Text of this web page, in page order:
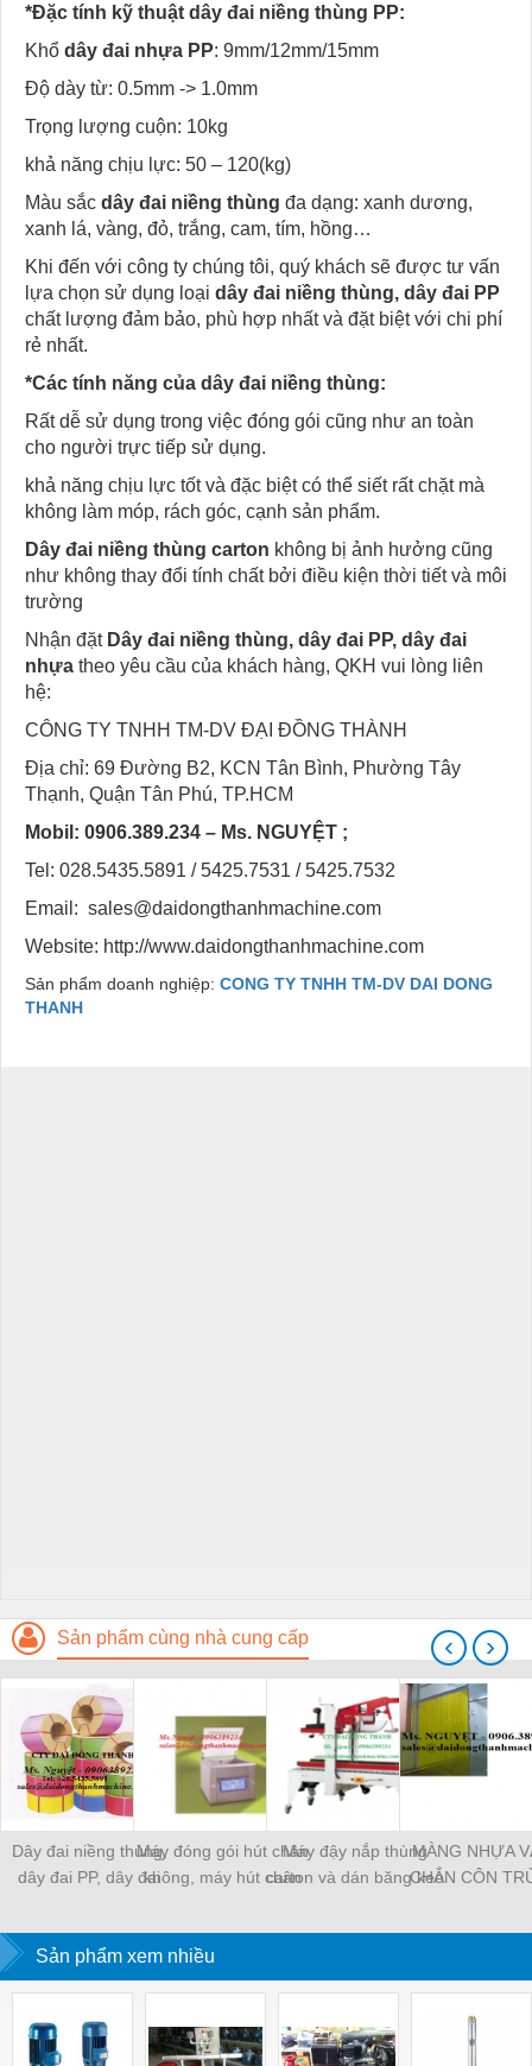
*Đặc tính kỹ thuật dây đai niềng thùng PP:
Khổ dây đai nhựa PP: 9mm/12mm/15mm
Độ dày từ: 0.5mm -> 1.0mm
Trọng lượng cuộn: 10kg
khả năng chịu lực: 50 – 120(kg)
Màu sắc dây đai niềng thùng đa dạng: xanh dương,
xanh lá, vàng, đỏ, trắng, cam, tím, hồng…
Khi đến với công ty chúng tôi, quý khách sẽ được tư vấn
lựa chọn sử dụng loại dây đai niềng thùng, dây đai PP
chất lượng đảm bảo, phù hợp nhất và đặt biệt với chi phí
rẻ nhất.
*Các tính năng của dây đai niềng thùng:
Rất dễ sử dụng trong việc đóng gói cũng như an toàn
cho người trực tiếp sử dụng.
khả năng chịu lực tốt và đặc biệt có thể siết rất chặt mà
không làm móp, rách góc, cạnh sản phẩm.
Dây đai niềng thùng carton không bị ảnh hưởng cũng
như không thay đổi tính chất bởi điều kiện thời tiết và môi
trường
Nhận đặt Dây đai niềng thùng, dây đai PP, dây đai
nhựa theo yêu cầu của khách hàng, QKH vui lòng liên
hệ:
CÔNG TY TNHH TM-DV ĐẠI ĐỒNG THÀNH
Địa chỉ: 69 Đường B2, KCN Tân Bình, Phường Tây
Thạnh, Quận Tân Phú, TP.HCM
Mobil: 0906.389.234 – Ms. NGUYỆT ;
Tel: 028.5435.5891 / 5425.7531 / 5425.7532
Email: sales@daidongthanhmachine.com
Website: http://www.daidongthanhmachine.com
Sản phẩm doanh nghiệp: CONG TY TNHH TM-DV DAI DONG
THANH
Sản phẩm cùng nhà cung cấp
Dây đai niềng thùng,
dây đai PP, dây đai
Máy đóng gói hút chân
không, máy hút chân
Máy đậy nắp thùng
carton và dán băng keo
MÀNG NHỰA
CHẮN CÔN
KHO LẠNH,
‹ ›
Sản phẩm xem nhiều